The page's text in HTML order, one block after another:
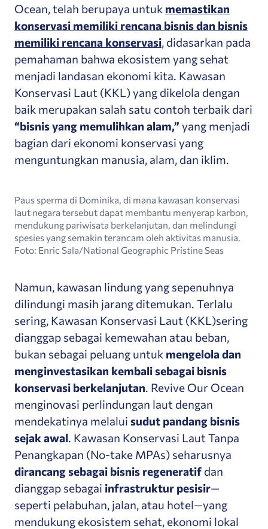
Ocean, telah berupaya untuk memastikan
konservasi memiliki rencana bisnis dan bisnis
memiliki rencana konservasi, didasarkan pada
pemahaman bahwa ekosistem yang sehat
menjadi landasan ekonomi kita. Kawasan
Konservasi Laut (KKL) yang dikelola dengan
baik merupakan salah satu contoh terbaik dari
“bisnis yang memulihkan alam,” yang menjadi
bagian dari ekonomi konservasi yang
menguntungkan manusia, alam, dan iklim.
Paus sperma di Dominika, di mana kawasan konservasi
laut negara tersebut dapat membantu menyerap karbon,
mendukung pariwisata berkelanjutan, dan melindungi
spesies yang semakin terancam oleh aktivitas manusia.
Foto: Enric Sala/National Geographic Pristine Seas
Namun, kawasan lindung yang sepenuhnya
dilindungi masih jarang ditemukan. Terlalu
sering, Kawasan Konservasi Laut (KKL)sering
dianggap sebagai kemewahan atau beban,
bukan sebagai peluang untuk mengelola dan
menginvestasikan kembali sebagai bisnis
konservasi berkelanjutan. Revive Our Ocean
menginovasi perlindungan laut dengan
mendekatinya melalui sudut pandang bisnis
sejak awal. Kawasan Konservasi Laut Tanpa
Penangkapan (No-take MPAs) seharusnya
dirancang sebagai bisnis regeneratifdan
dianggap sebagai infrastruktur pesisir—
seperti pelabuhan, jalan, atau hotel—yang
mendukung ekosistem sehat, ekonomi lokal